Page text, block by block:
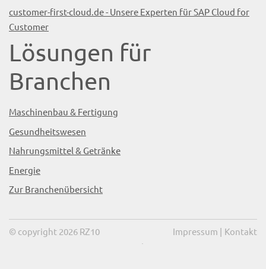
customer-first-cloud.de - Unsere Experten für SAP Cloud for
Customer
Lösungen für
Branchen
Maschinenbau & Fertigung
Gesundheitswesen
Nahrungsmittel & Getränke
Energie
Zur Branchenübersicht
© copyright 2026 RZ10 Impressum | Kontakt
mindsquare AG